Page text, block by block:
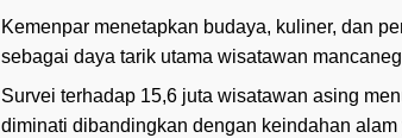
Kemenpar menetapkan budaya, kuliner, dan
sebagai daya tarik utama wisatawan
Survei terhadap 15,6 juta wisatawan asing
diminati dibandingkan dengan keindahan